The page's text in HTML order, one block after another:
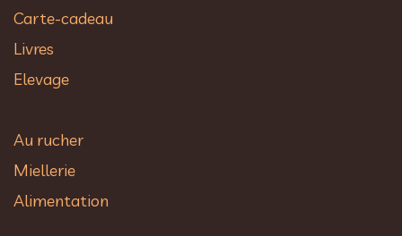
Carte-cadeau
Livres
Elevage
Au rucher​
Miellerie
Alimentation